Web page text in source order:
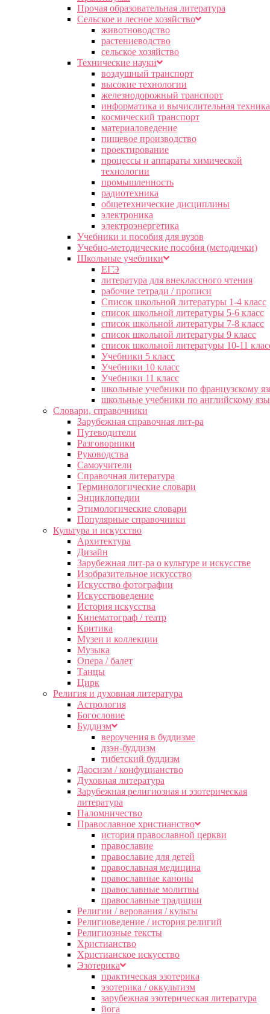
Прочая образовательная литература
Сельское и лесное хозяйство
животноводство
растениеводство
сельское хозяйство
Технические науки
воздушный транспорт
высокие технологии
железнодорожный транспорт
информатика и вычислительная техника
космический транспорт
материаловедение
пищевое производство
проектирование
процессы и аппараты химической
технологии
промышленность
радиотехника
общетехнические дисциплины
электроника
электроэнергетика
Учебники и пособия для вузов
Учебно-методические пособия (методички)
Школьные учебники
ЕГЭ
литература для внеклассного чтения
рабочие тетради / прописи
Список школьной литературы 1-4 класс
список школьной литературы 5-6 класс
список школьной литературы 7-8 класс
список школьной литературы 9 класс
список школьной литературы 10-11
Учебники 5 класс
Учебники 10 класс
Учебники 11 класс
школьные учебники по французскому
школьные учебники по английскому
Словари, справочники
Зарубежная справочная лит-ра
Путеводители
Разговорники
Руководства
Самоучители
Справочная литература
Терминологические словари
Энциклопедии
Этимологические словари
Популярные справочники
Культура и искусство
Архитектура
Дизайн
Зарубежная лит-ра о культуре и искусстве
Изобразительное искусство
Искусство фотографии
Искусствоведение
История искусства
Кинематограф / театр
Критика
Музеи и коллекции
Музыка
Опера / балет
Танцы
Цирк
Религия и духовная литература
Астрология
Богословие
Буддизм
вероучения в буддизме
дзэн-буддизм
тибетский буддизм
Даосизм / конфуцианство
Духовная литература
Зарубежная религиозная и эзотерическая
литература
Паломничество
Православное христианство
история православной церкви
православие
православие для детей
православная медицина
православные каноны
православные молитвы
православные традиции
Религии / верования / культы
Религиоведение / история религий
Религиозные тексты
Христианство
Христианское искусство
Эзотерика
практическая эзотерика
эзотерика / оккультизм
зарубежная эзотерическая литература
йога